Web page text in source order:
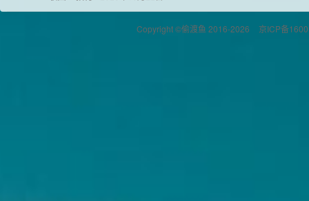
Copyright ©偷渡鱼 2016-2026 京ICP备